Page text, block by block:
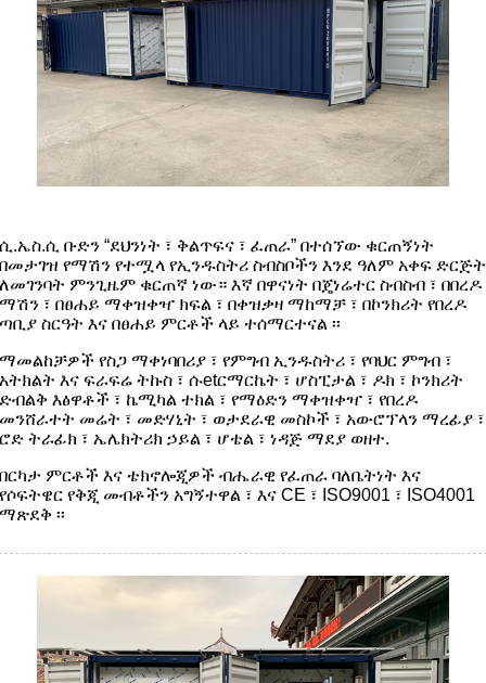
ሲ.ኤስ.ሲ ቡድን “ደህንነት ፣ ቅልጥፍና ፣ ፈጠራ” በተሰኘው ቁርጠኝነት
በመታገዝ የማሽን የተሟላ የኢንዱስትሪ ስብስቦችን እንደ ዓለም አቀፍ ድርጅት
ለመገንባት ምንጊዜም ቁርጠኛ ነው። እኛ በዋናነት በጄነሬተር ስብስብ ፣ በበረዶ
ማሽን ፣ በፀሐይ ማቀዝቀዣ ክፍል ፣ በቀዝቃዛ ማከማቻ ፣ በኮንክሪት የበረዶ
ጣቢያ ስርዓት እና በፀሐይ ምርቶች ላይ ተሰማርተናል ፡፡
ማመልከቻዎች የስጋ ማቀነባበሪያ ፣ የምግብ ኢንዱስትሪ ፣ የባህር ምግብ ፣
አትክልት እና ፍራፍሬ ትኩስ ፣ ሱetርማርኬት ፣ ሆስፒታል ፣ ዶክ ፣ ኮንክሪት
ድብልቅ እፅዋቶች ፣ ኬሚካል ተክል ፣ የማዕድን ማቀዝቀዣ ፣ ​​የበረዶ
መንሸራተት መሬት ፣ መድሃኒት ፣ ወታደራዊ መስኮች ፣ አውሮፕላን ማረፊያ ፣
ሮድ ትራፊክ ፣ ኤሌክትሪክ ኃይል ፣ ሆቴል ፣ ነዳጅ ማደያ ወዘተ.
በርካታ ምርቶች እና ቴክኖሎጂዎች ብሔራዊ የፈጠራ ባለቤትነት እና
የሶፍትዌር የቅጂ መብቶችን አግኝተዋል ፣ እና CE ፣ ISO9001 ፣ ISO4001
ማጽደቅ ፡፡